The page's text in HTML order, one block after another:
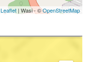
Leaflet | Wasi - ©OpenStreetMap